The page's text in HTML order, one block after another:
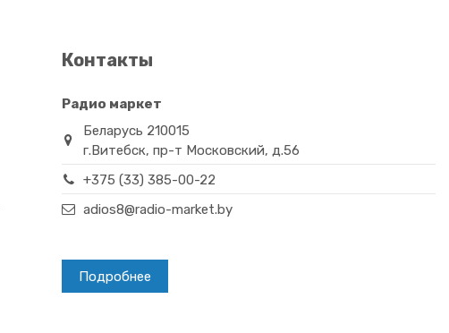
Контакты
Радио маркет
Беларусь 210015
г.Витебск, пр-т Московский, д.56
+375 (33) 385-00-22
adios8@radio-market.by
Подробнее